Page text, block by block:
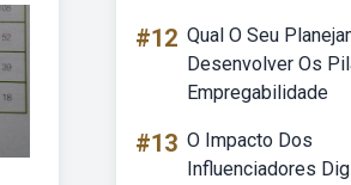
#12 Qual O Seu
Desenvolver Os
Empregabilidade
#13 O Impacto Dos
Influenciadores